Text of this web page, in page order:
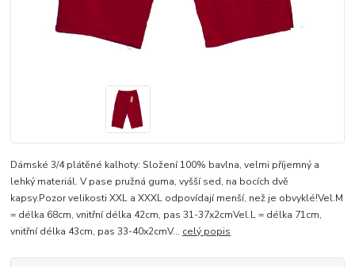
Dámské 3/4 plátěné kalhoty: Složení 100% bavlna, velmi příjemný a
lehký materiál. V pase pružná guma, vyšší sed, na bocích dvě
kapsy.Pozor velikosti XXL a XXXL odpovídají menší, než je obvyklé!Vel.M
= délka 68cm, vnitřní délka 42cm, pas 31-37x2cmVel.L = délka 71cm,
vnitřní délka 43cm, pas 33-40x2cmV... celý popis